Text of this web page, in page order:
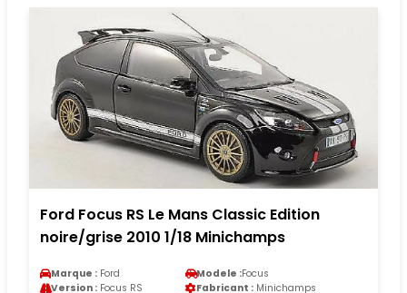
Ford Focus RS Le Mans Classic Edition
noire/grise 2010 1/18 Minichamps
Marque : Ford Modele :Focus
Version : Focus RS Fabricant : Minichamps